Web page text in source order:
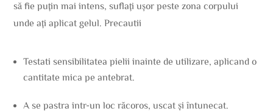
să fie puțin mai intens, suflați ușor peste zona corpului
unde ați aplicat gelul. Precautii
Testati sensibilitatea pielii inainte de utilizare, aplicand o
cantitate mica pe antebrat.
A se pastra intr-un loc răcoros, uscat și întunecat.